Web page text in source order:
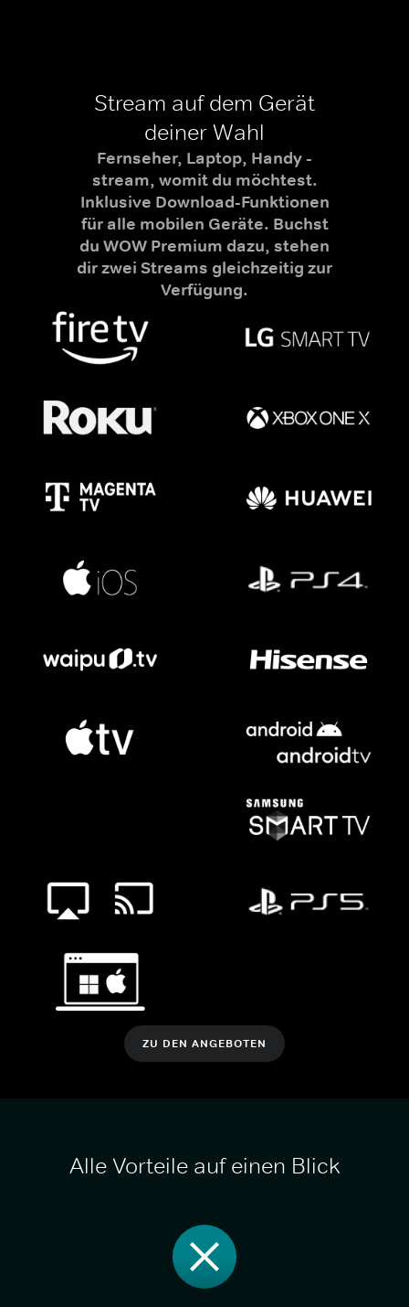
Stream auf dem Gerät
deiner Wahl
Fernseher, Laptop, Handy -
stream, womit du möchtest.
Inklusive Download-Funktionen
für alle mobilen Geräte. Buchst
du WOW Premium dazu, stehen
dir zwei Streams gleichzeitig zur
Verfügung.
ZU DEN ANGEBOTEN
Alle Vorteile auf einen Blick